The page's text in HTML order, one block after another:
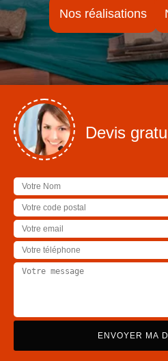
Nos réalisations
Devis